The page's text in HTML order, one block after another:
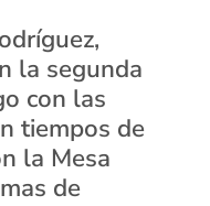
la segunda
con las
tiempos de
la Mesa
de